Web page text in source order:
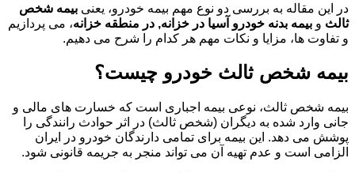
در این مقاله به بررسی دو نوع مهم بیمه خودرو، یعنی بیمه شخص
ثالث و بیمه بدنه خودرو آسیا در خزانه, در منطقه خزانه، می پردازیم
و تفاوت ها، مزایا و نکات مهم هر کدام را شرح می دهیم.
بیمه شخص ثالث خودرو چیست؟
بیمه شخص ثالث، نوعی بیمه اجباری است که خسارت های مالی و
جانی وارد شده به دیگران (شخص ثالث) در اثر حوادث رانندگی را
پوشش می دهد. این بیمه برای تمامی دارندگان خودرو در ایران
الزامی است و عدم تهیه آن می تواند منجر به جریمه قانونی شود.